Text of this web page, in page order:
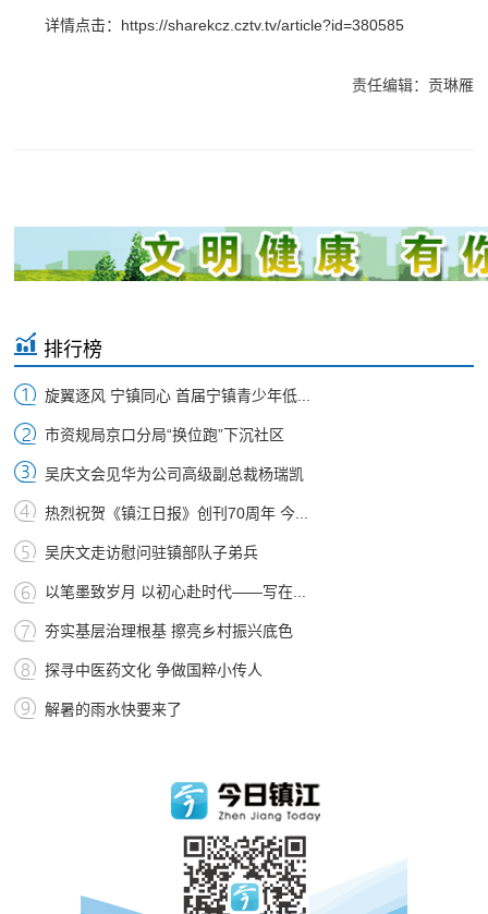
详情点击：https://sharekcz.cztv.tv/article?id=380585
责任编辑：贡琳雁
排行榜
旋翼逐风 宁镇同心 首届宁镇青少年低...
市资规局京口分局“换位跑”下沉社区
吴庆文会见华为公司高级副总裁杨瑞凯
热烈祝贺《镇江日报》创刊70周年 今...
吴庆文走访慰问驻镇部队子弟兵
以笔墨致岁月 以初心赴时代——写在...
夯实基层治理根基 擦亮乡村振兴底色
探寻中医药文化 争做国粹小传人
解暑的雨水快要来了